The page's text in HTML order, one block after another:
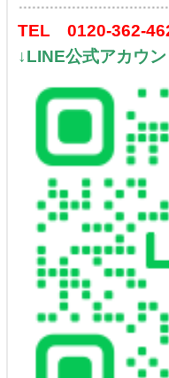
TEL 0120-362-
↓LINE公式アカウ